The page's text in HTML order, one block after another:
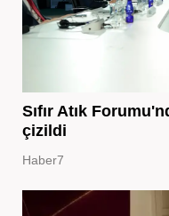
Sıfır Atık
çizildi
Haber7